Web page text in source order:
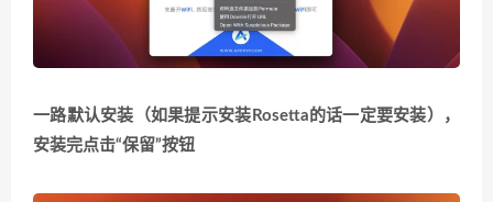
一路默认安装 （如果提示安装Rosetta的话一定要安装）
，
安装完点击“保留”按钮